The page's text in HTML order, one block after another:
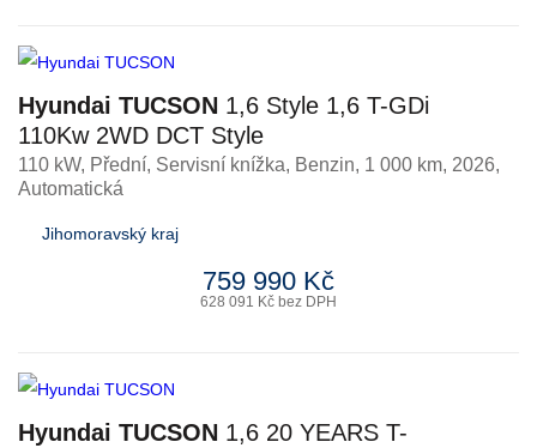
Hyundai TUCSON 1,6 Style 1,6 T-GDi
110Kw 2WD DCT Style
110 kW, Přední, Servisní knížka, Benzin, 1 000 km, 2026,
Automatická
Jihomoravský kraj
759 990 Kč
628 091 Kč bez DPH
Hyundai TUCSON 1,6 20 YEARS T-